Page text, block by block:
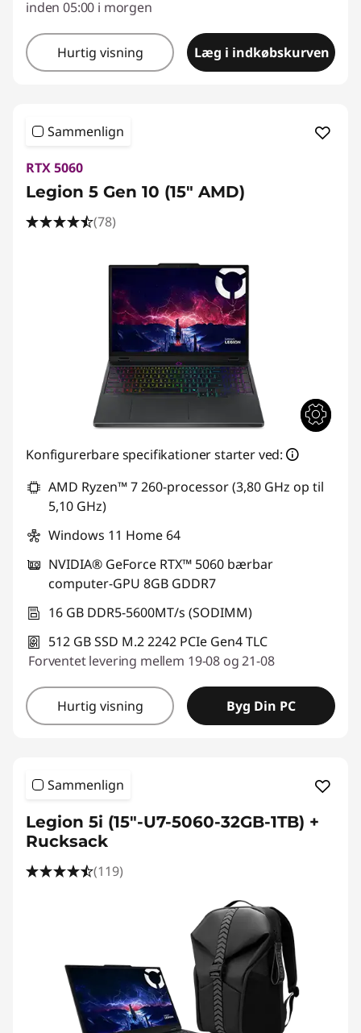
inden 05:00 i morgen
Hurtig visning Læg i indkøbskurven
Sammenlign
RTX 5060
Legion 5 Gen 10 (15" AMD)
(78)
Konfigurerbare specifikationer starter ved:
AMD Ryzen™ 7 260-processor (3,80 GHz op til
5,10 GHz)
Windows 11 Home 64
NVIDIA® GeForce RTX™ 5060 bærbar
computer-GPU 8GB GDDR7
16 GB DDR5-5600MT/s (SODIMM)
512 GB SSD M.2 2242 PCIe Gen4 TLC
Forventet levering mellem 19-08 og 21-08
Hurtig visning Byg Din PC
Sammenlign
Legion 5i (15"-U7-5060-32GB-1TB) +
Rucksack
(119)